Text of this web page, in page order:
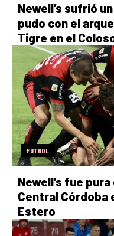
Newell’s sufrió
pudo con el
Tigre en el
FÚTBOL
Newell’s fue
Central Córdoba
Estero